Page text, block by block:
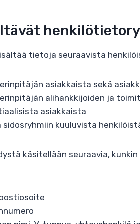
tietoja seuraavista
asiakkaista sekä
alihankkijoiden ja
asiakkaista
sidosryhmiin kuuluvista
käsitellään seuraavia,